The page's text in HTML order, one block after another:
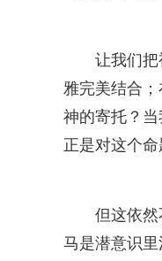
让我们
雅完美结合
神的寄托？
正是对这个命
但这依
马是潜意识里